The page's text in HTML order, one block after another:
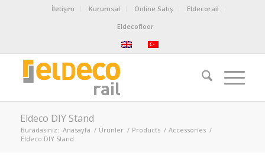
İletişim Kurumsal Online Satış
Eldecorail
Eldecofloor
Eldeco DIY Stand
Buradasınız: Anasayfa / Ürünler / Products / Accessories /
Eldeco DIY Stand